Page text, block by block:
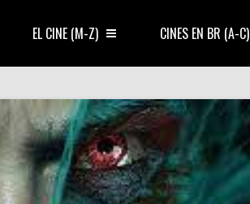
EL CINE (M-Z) CINES EN BR (A-C)